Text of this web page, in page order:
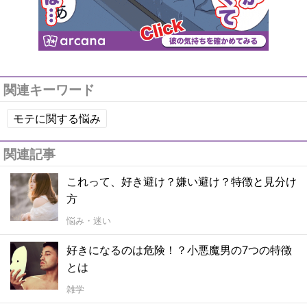
関連キーワード
モテに関する悩み
関連記事
これって、好き避け？嫌い避け？特徴と見分け
方
悩み・迷い
好きになるのは危険！？小悪魔男の7つの特徴
とは
雑学